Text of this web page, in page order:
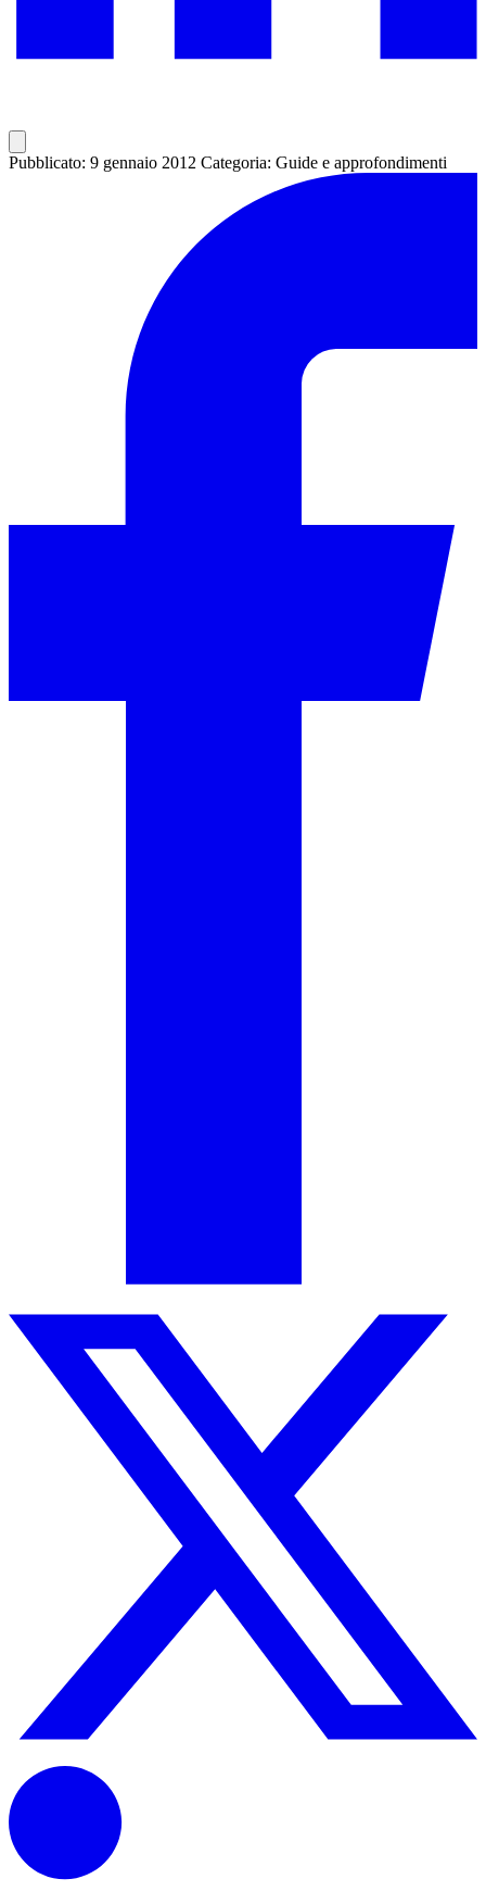
Pubblicato: 9 gennaio 2012 Categoria: Guide e approfondimenti